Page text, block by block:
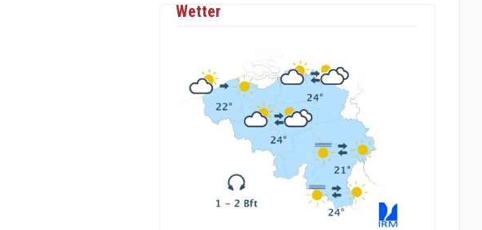
Wetter